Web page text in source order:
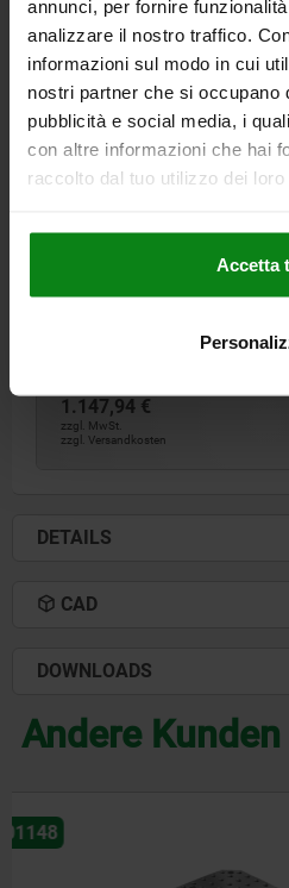
annunci, per fornire
analizzare il nostro traffico.
informazioni sul modo in cui
nostri partner che si occupano
pubblicità e social media, i
con altre informazioni che hai
raccolto dal tuo utilizzo dei
Accetta
01150 C
PALETTE TYP C 500X50
01150-00811
1.147,94 €
zzgl. MwSt.
zzgl. Versandkosten
DETAILS
CAD
DOWNLOADS
Andere